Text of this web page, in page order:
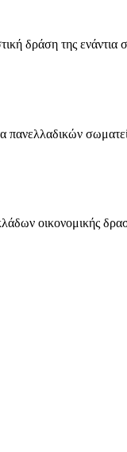
της ενάντια
πανελλαδικών
οικονομικής